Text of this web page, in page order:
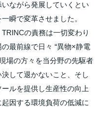
ながら発展していくとい
瞬で変革させました。
の責務は一切変わり
最前線で日々 “異物×静電
場の方々を当分野の先駆者
して退かないこと、そし
ルを提供し生産性の向上
因する環境負荷の低減に